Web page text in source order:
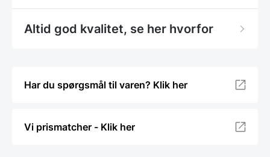
Altid god kvalitet, se her hvorfor
Har du spørgsmål til varen? Klik her
Vi prismatcher - Klik her